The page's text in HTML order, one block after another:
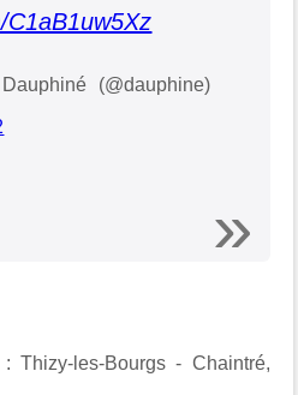
(@dauphine)
Thizy-les-Bourgs - Chaintré,